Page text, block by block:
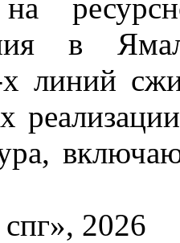
на
в
линий
2026